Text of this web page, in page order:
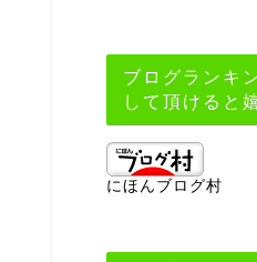
ブログランキ
して頂けると
にほんブログ村